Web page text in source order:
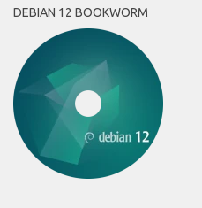
DEBIAN 12 BOOKWORM